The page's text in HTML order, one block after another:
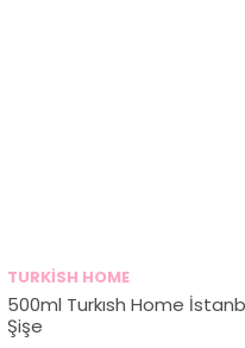
TURKİSH HOME
500ml Turkısh Home
Şişe